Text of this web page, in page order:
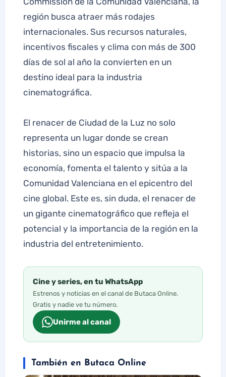
región busca atraer más rodajes
internacionales. Sus recursos naturales,
incentivos fiscales y clima con más de 300
días de sol al año la convierten en un
destino ideal para la industria
cinematográfica.
El renacer de Ciudad de la Luz no solo
representa un lugar donde se crean
historias, sino un espacio que impulsa la
economía, fomenta el talento y sitúa a la
Comunidad Valenciana en el epicentro del
cine global. Este es, sin duda, el renacer de
un gigante cinematográfico que refleja el
potencial y la importancia de la región en la
industria del entretenimiento.
Cine y series, en tu WhatsApp
Estrenos y noticias en el canal de Butaca Online.
Gratis y nadie ve tu número.
Unirme al canal
También en Butaca Online